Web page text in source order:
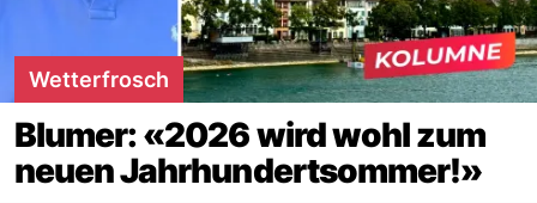
Wetterfrosch
Blumer: «2026 wird wohl zum
neuen Jahrhundertsommer!»